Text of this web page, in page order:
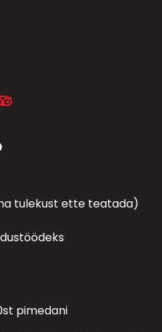
tulekust ette teatada)
pimedani